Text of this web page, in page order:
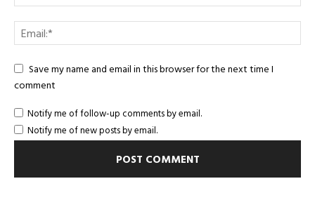
Save my name and email in this browser for the next time I
comment
Notify me of follow-up comments by email.
Notify me of new posts by email.